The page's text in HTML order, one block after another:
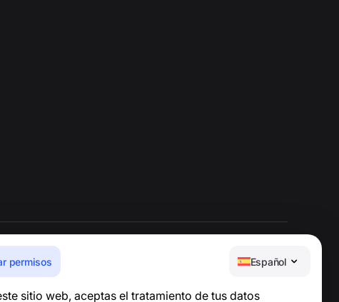
permisos Español
sitio web, aceptas el tratamiento de tus datos